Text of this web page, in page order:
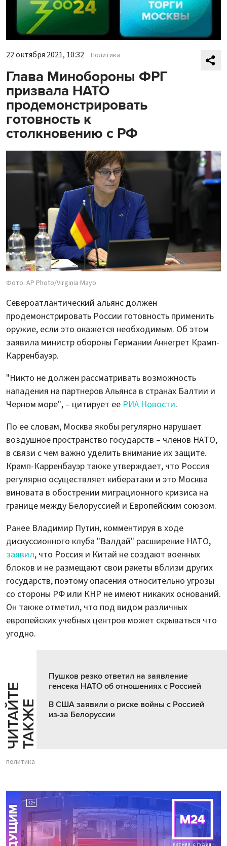
22 октября 2021, 10:32 Политика
Глава Минобороны ФРГ
призвала НАТО
продемонстрировать
готовность к
столкновению с РФ
Фото: AP Photo/Virginia Mayo
Североатлантический альянс должен
продемонстрировать России готовность применить
оружие, если это окажется необходимым. Об этом
заявила министр обороны Германии Аннегрет Крамп-
Карренбауэр.
"Никто не должен рассматривать возможность
нападения на партнеров Альянса в странах Балтии и
Черном море", – цитирует ее РИА Новости.
По ее словам, Москва якобы регулярно нарушает
воздушное пространство государств – членов НАТО,
в связи с чем важно уделить внимание их защите.
Крамп-Карренбауэр также утверждает, что Россия
регулярно осуществляет кибератаки и это Москва
виновата в обострении миграционного кризиса на
границе между Белоруссией и Европейским союзом.
Ранее Владимир Путин, комментируя в ходе
дискуссионного клуба "Валдай" расширение НАТО,
заявил, что Россия и Китай не создают военных
блоков и не размещают свои ракеты вблизи других
государств, поэтому опасения относительно угрозы
со стороны РФ или КНР не имеют никаких оснований.
Он также отметил, что под видом различных
европейских учебных центров может скрываться что
угодно.
Ч
И
Т
АЙ
Т
Е
Т
А
К
ЖЕ
Пушков резко ответил на заявление
генсека НАТО об отношениях с Россией
В США заявили о риске войны с Россией
из-за Белоруссии
политика